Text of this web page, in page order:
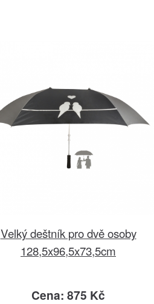
Velký deštník pro dvě osoby
128,5x96,5x73,5cm
Cena: 875 Kč